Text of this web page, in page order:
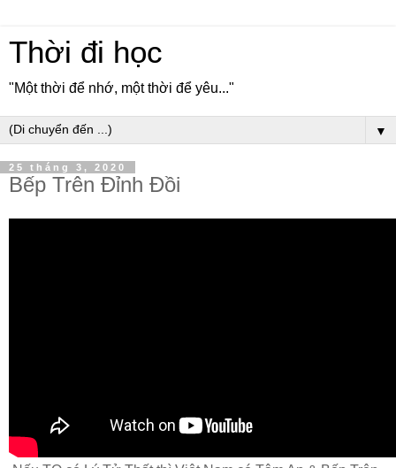
Thời đi học
"Một thời để nhớ, một thời để yêu..."
▼
25 tháng 3, 2020
Bếp Trên Đỉnh Đồi